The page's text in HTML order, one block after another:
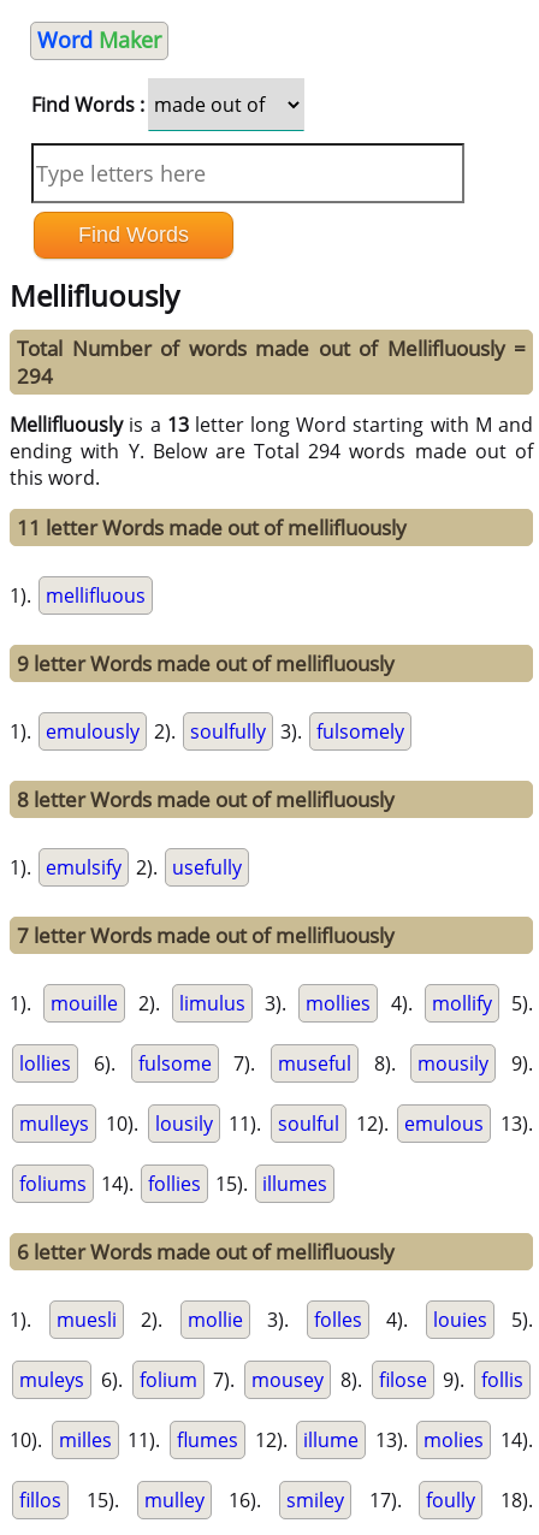
Word Maker
Find Words :
Mellifluously
Total Number of words made out of Mellifluously =
294
Mellifluouslyis a 13letter long Word starting with M and
ending with Y. Below are Total 294 words made out of
this word.
11 letter Words made out of mellifluously
1). mellifluous
9 letter Words made out of mellifluously
1). emulously 2). soulfully 3). fulsomely
8 letter Words made out of mellifluously
1). emulsify 2). usefully
7 letter Words made out of mellifluously
1). mouille 2). limulus 3). mollies 4). mollify 5).
lollies 6). fulsome 7). museful 8). mousily 9).
mulleys 10). lousily 11). soulful 12). emulous 13).
foliums 14). follies 15). illumes
6 letter Words made out of mellifluously
1). muesli 2). mollie 3). folles 4). louies 5).
muleys 6). folium 7). mousey 8). filose 9). follis
10). milles 11). flumes 12). illume 13). molies 14).
fillos 15). mulley 16). smiley 17). foully 18).